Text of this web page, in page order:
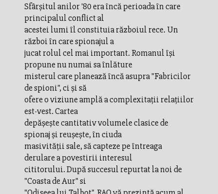
Sfârşitul anilor '80 era încă perioada în care
principalul conflict al
acestei lumi îl constituia războiul rece. Un
război în care spionajul a
jucat rolul cel mai important. Romanul îşi
propune nu numai sa înlăture
misterul care planează încă asupra "Fabricilor
de spioni", ci şi să
ofere o viziune amplă a complexitaţii relaţiilor
est-vest. Cartea
depăşeşte cantitativ volumele clasice de
spionaj şi reuşeşte, în ciuda
masivităţii sale, să capteze pe întreaga
derulare a povestirii interesul
cititorului. După succesul repurtat la noi de
"Coasta de Aur" si